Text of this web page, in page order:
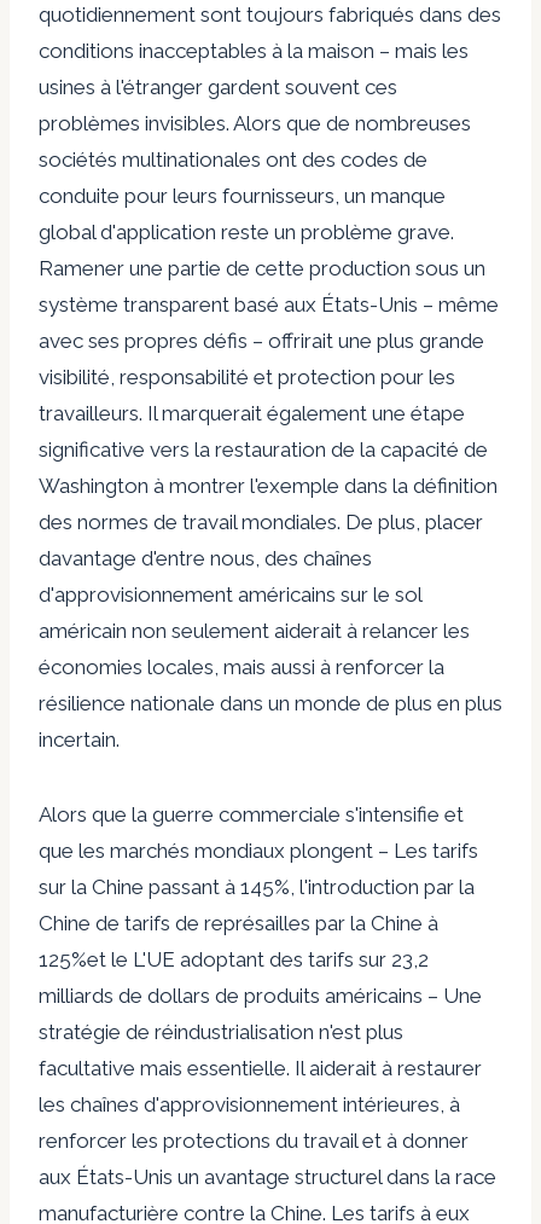
quotidiennement sont toujours fabriqués dans des
conditions inacceptables à la maison – mais les
usines à l'étranger gardent souvent ces
problèmes invisibles. Alors que de nombreuses
sociétés multinationales ont des codes de
conduite pour leurs fournisseurs, un manque
global d'application reste un problème grave.
Ramener une partie de cette production sous un
système transparent basé aux États-Unis – même
avec ses propres défis – offrirait une plus grande
visibilité, responsabilité et protection pour les
travailleurs. Il marquerait également une étape
significative vers la restauration de la capacité de
Washington à montrer l'exemple dans la définition
des normes de travail mondiales. De plus, placer
davantage d'entre nous, des chaînes
d'approvisionnement américains sur le sol
américain non seulement aiderait à relancer les
économies locales, mais aussi à renforcer la
résilience nationale dans un monde de plus en plus
incertain.
Alors que la guerre commerciale s'intensifie et
que les marchés mondiaux plongent – Les tarifs
sur la Chine passant à 145%, l'introduction par la
Chine de tarifs de représailles par la Chine à
125%et le L'UE adoptant des tarifs sur 23,2
milliards de dollars de produits américains – Une
stratégie de réindustrialisation n'est plus
facultative mais essentielle. Il aiderait à restaurer
les chaînes d'approvisionnement intérieures, à
renforcer les protections du travail et à donner
aux États-Unis un avantage structurel dans la race
manufacturière contre la Chine. Les tarifs à eux